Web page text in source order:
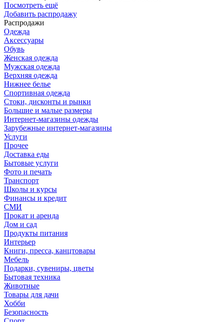
Посмотреть ещё
Добавить распродажу
Распродажи
Одежда
Аксессуары
Обувь
Женская одежда
Мужская одежда
Верхняя одежда
Нижнее белье
Спортивная одежда
Стоки, дисконты и рынки
Большие и малые размеры
Интернет-магазины одежды
Зарубежные интернет-магазины
Услуги
Прочее
Доставка еды
Бытовые услуги
Фото и печать
Транспорт
Школы и курсы
Финансы и кредит
СМИ
Прокат и аренда
Дом и сад
Продукты питания
Интерьер
Книги, пресса, канцтовары
Мебель
Подарки, сувениры, цветы
Бытовая техника
Животные
Товары для дачи
Хобби
Безопасность